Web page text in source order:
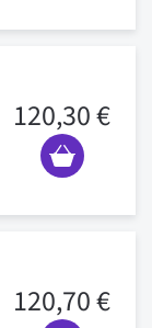
120,30 €
120,70 €